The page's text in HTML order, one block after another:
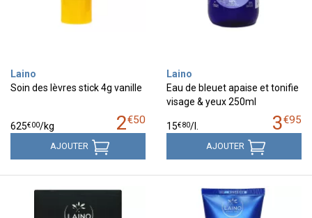
Laino
Soin des lèvres stick 4g vanille
2€50
625€00/kg
AJOUTER
Laino
Eau de bleuet apaise et tonifie
visage & yeux 250ml
3€95
15€80/
AJOUTER